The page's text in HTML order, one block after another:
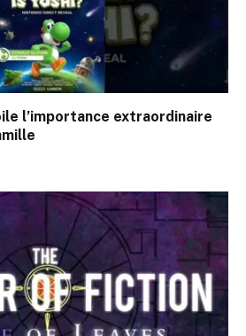
l’importance extraordinaire